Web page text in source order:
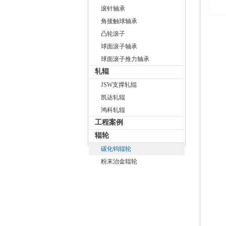
滚针轴承
角接触球轴承
凸轮滚子
球面滚子轴承
球面滚子推力轴承
轧辊
JSW支撑轧辊
凯达轧辊
鸿科轧辊
工程案例
辊轮
碳化钨辊轮
粉末治金辊轮